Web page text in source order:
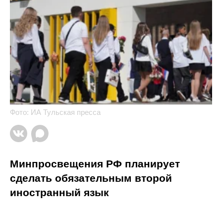
Фото: ИА Тульская пресса
Минпросвещения РФ планирует
сделать обязательным второй
иностранный язык